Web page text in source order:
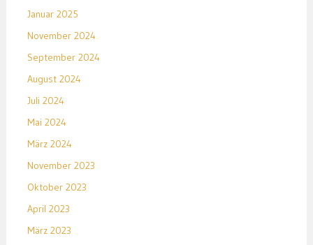
Januar 2025
November 2024
September 2024
August 2024
Juli 2024
Mai 2024
März 2024
November 2023
Oktober 2023
April 2023
März 2023